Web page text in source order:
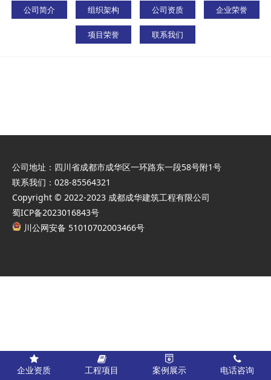
公司简介 组织架构 公司资质 企业荣誉
项目荣誉 联系我们
公司地址：四川省成都市成华区一环路东一段58号附1号
联系我们：028-85564321
Copyright © 2022-2023 成都成华建筑工程有限公司
蜀ICP备2023016843号
川公网安备 51010702003466号
企业资质 工程项目 案例展示 电话咨询